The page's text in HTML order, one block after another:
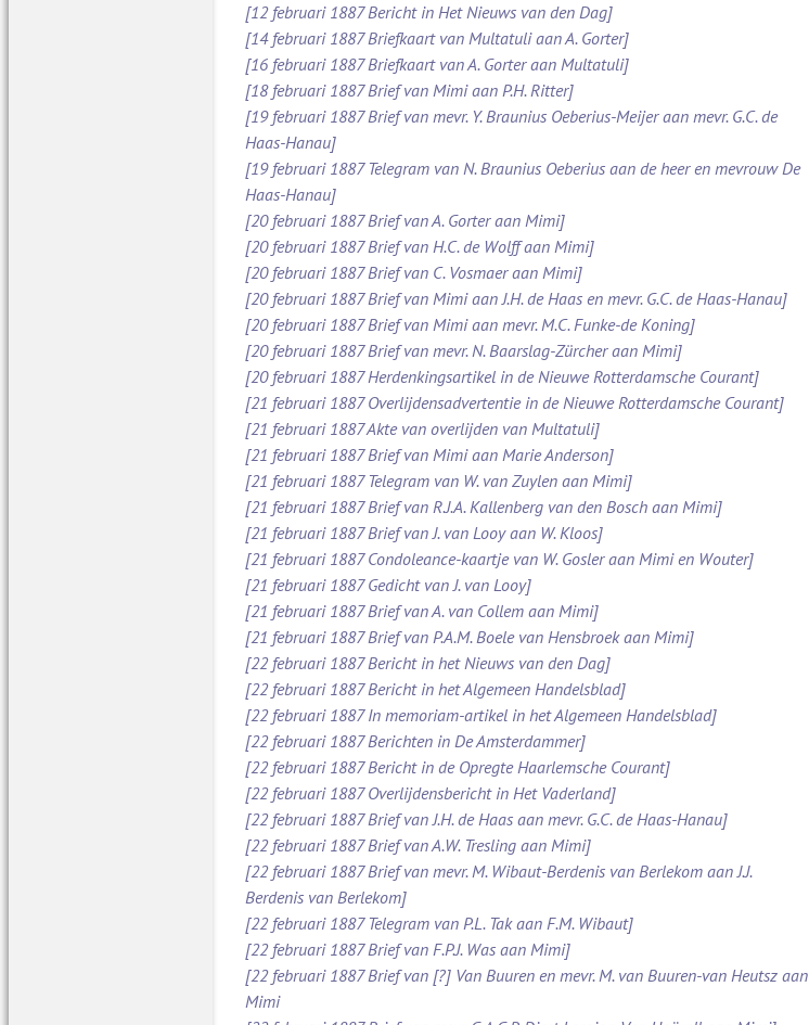
[12 februari 1887 Bericht in Het Nieuws van den Dag]
[14 februari 1887 Briefkaart van Multatuli aan A. Gorter]
[16 februari 1887 Briefkaart van A. Gorter aan Multatuli]
[18 februari 1887 Brief van Mimi aan P.H. Ritter]
[19 februari 1887 Brief van mevr. Y. Braunius Oeberius-Meijer aan mevr. G.C. de
Haas-Hanau]
[19 februari 1887 Telegram van N. Braunius Oeberius aan de heer en mevrouw De
Haas-Hanau]
[20 februari 1887 Brief van A. Gorter aan Mimi]
[20 februari 1887 Brief van H.C. de Wolff aan Mimi]
[20 februari 1887 Brief van C. Vosmaer aan Mimi]
[20 februari 1887 Brief van Mimi aan J.H. de Haas en mevr. G.C. de Haas-Hanau]
[20 februari 1887 Brief van Mimi aan mevr. M.C. Funke-de Koning]
[20 februari 1887 Brief van mevr. N. Baarslag-Zürcher aan Mimi]
[20 februari 1887 Herdenkingsartikel in de Nieuwe Rotterdamsche Courant]
[21 februari 1887 Overlijdensadvertentie in de Nieuwe Rotterdamsche Courant]
[21 februari 1887 Akte van overlijden van Multatuli]
[21 februari 1887 Brief van Mimi aan Marie Anderson]
[21 februari 1887 Telegram van W. van Zuylen aan Mimi]
[21 februari 1887 Brief van R.J.A. Kallenberg van den Bosch aan Mimi]
[21 februari 1887 Brief van J. van Looy aan W. Kloos]
[21 februari 1887 Condoleance-kaartje van W. Gosler aan Mimi en Wouter]
[21 februari 1887 Gedicht van J. van Looy]
[21 februari 1887 Brief van A. van Collem aan Mimi]
[21 februari 1887 Brief van P.A.M. Boele van Hensbroek aan Mimi]
[22 februari 1887 Bericht in het Nieuws van den Dag]
[22 februari 1887 Bericht in het Algemeen Handelsblad]
[22 februari 1887 In memoriam-artikel in het Algemeen Handelsblad]
[22 februari 1887 Berichten in De Amsterdammer]
[22 februari 1887 Bericht in de Opregte Haarlemsche Courant]
[22 februari 1887 Overlijdensbericht in Het Vaderland]
[22 februari 1887 Brief van J.H. de Haas aan mevr. G.C. de Haas-Hanau]
[22 februari 1887 Brief van A.W. Tresling aan Mimi]
[22 februari 1887 Brief van mevr. M. Wibaut-Berdenis van Berlekom aan J.J.
Berdenis van Berlekom]
[22 februari 1887 Telegram van P.L. Tak aan F.M. Wibaut]
[22 februari 1887 Brief van F.P.J. Was aan Mimi]
[22 februari 1887 Brief van [?] Van Buuren en mevr. M. van Buuren-van Heutsz aan
Mimi